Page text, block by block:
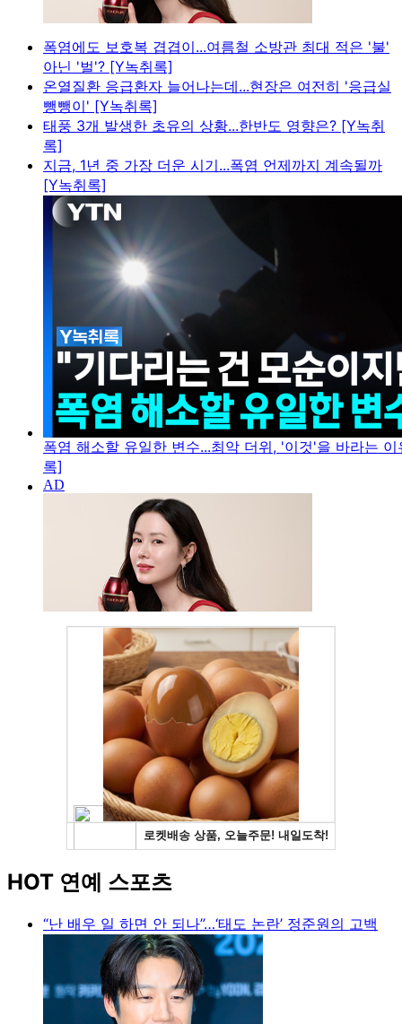
폭염에도 보호복 겹겹이...여름철 소방관 최대 적은 '불'
아닌 '벌'? [Y녹취록]
온열질환 응급환자 늘어나는데...현장은 여전히 '응급실
뺑뺑이' [Y녹취록]
태풍 3개 발생한 초유의 상황...한반도 영향은? [Y녹취
록]
지금, 1년 중 가장 더운 시기...폭염 언제까지 계속될까
[Y녹취록]
폭염 해소할 유일한 변수...최악 더위, '이것'을 바라는
록]
HOT 연예 스포츠
“난 배우 일 하면 안 되나”…‘태도 논란’ 정준원의 고백